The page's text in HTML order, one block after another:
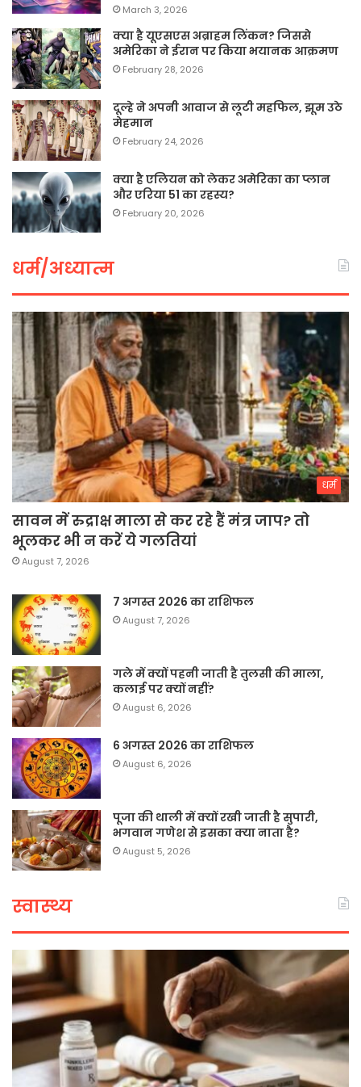
March 3, 2026
क्या है यूएसएस अब्राहम लिंकन? जिससे
अमेरिका ने ईरान पर किया भयानक आक्रमण
February 28, 2026
दूल्हे ने अपनी आवाज से लूटी महफिल, झूम उठे
मेहमान
February 24, 2026
क्या है एलियन को लेकर अमेरिका का प्लान
और एरिया 51 का रहस्य?
February 20, 2026
धर्म/अध्यात्म
धर्म
सावन में रुद्राक्ष माला से कर रहे हैं मंत्र जाप? तो
भूलकर भी न करें ये गलतियां
August 7, 2026
7 अगस्त 2026 का राशिफल
August 7, 2026
गले में क्यों पहनी जाती है तुलसी की माला,
कलाई पर क्यों नहीं?
August 6, 2026
6 अगस्त 2026 का राशिफल
August 6, 2026
पूजा की थाली में क्यों रखी जाती है सुपारी,
भगवान गणेश से इसका क्या नाता है?
August 5, 2026
स्वास्थ्य